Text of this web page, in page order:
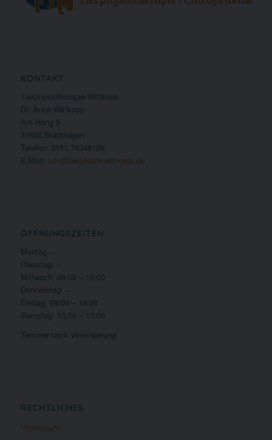
KONTAKT
Tierphysiotherapie Wittkopp
Dr. Antje Wittkopp
Am Hang 9
31655 Stadthagen
Telefon: 0151 74346126
E-Mail: info@tierphysio-wittkopp.de
ÖFFNUNGSZEITEN
Montag –
Dienstag: –
Mittwoch: 09:00 – 19:00
Donnerstag: –
Freitag: 09:00 – 19:00
Samstag: 10:00 – 13:00
Termine nach Vereinbarung
RECHTLICHES
Impressum